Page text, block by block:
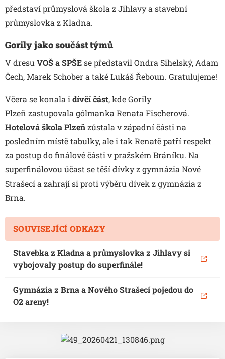
představí průmyslová škola z Jihlavy a stavební
průmyslovka z Kladna.
Gorily jako součást týmů
V dresu VOŠ a SPŠEse představil Ondra Sihelský, Adam
Čech, Marek Schober a také Lukáš Řeboun. Gratulujeme!
Včera se konala i dívčí část, kde Gorily
Plzeň zastupovala gólmanka Renata Fischerová.
Hotelová škola Plzeňzůstala v západní části na
posledním místě tabulky, ale i tak Renatě patří respekt
za postup do finálové části v pražském Bráníku. Na
superfinálovou účast se těší dívky z gymnázia Nové
Strašecí a zahrají si proti výběru dívek z gymnázia z
Brna.
SOUVISEJÍCÍ ODKAZY
Stavebka z Kladna a průmyslovka z Jihlavy si
vybojovaly postup do superfinále!
Gymnázia z Brna a Nového Strašecí pojedou do
O2 areny!